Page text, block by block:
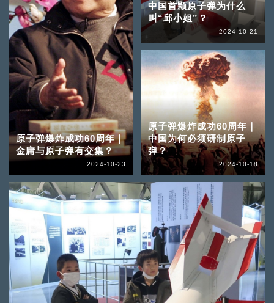
原子弹爆炸成功60周年｜
金庸与原子弹有交集？
2024-10-23
中国首颗原子弹为什么
叫“邱小姐”？
2024-10-21
原子弹爆炸成功60周年｜
中国为何必须研制原子
弹？
2024-10-18